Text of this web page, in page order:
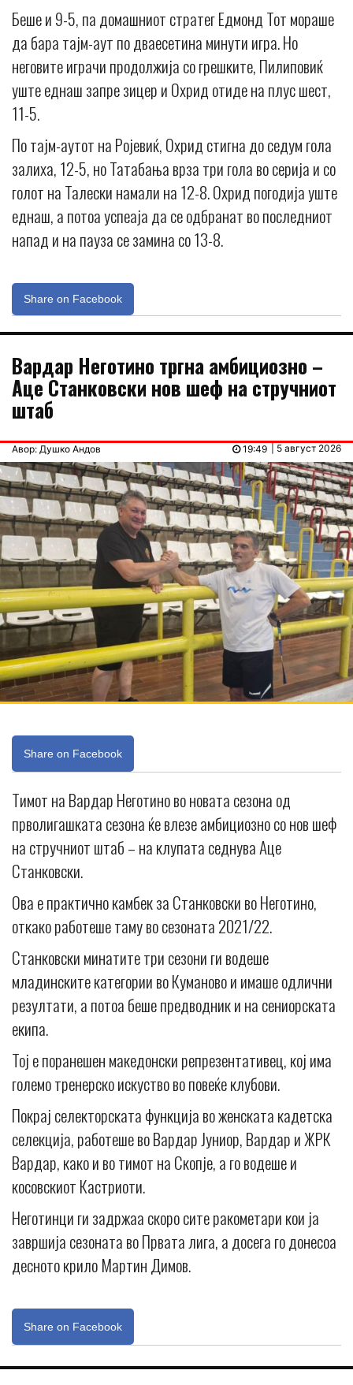
Беше и 9-5, па домашниот стратег Едмонд Тот мораше
да бара тајм-аут по дваесетина минути игра. Но
неговите играчи продолжија со грешките, Пилиповиќ
уште еднаш запре зицер и Охрид отиде на плус шест,
11-5.
По тајм-аутот на Ројевиќ, Охрид стигна до седум гола
залиха, 12-5, но Татабања врза три гола во серија и со
голот на Талески намали на 12-8. Охрид погодија уште
еднаш, а потоа успеаја да се одбранат во последниот
напад и на пауза се замина со 13-8.
Share on Facebook
Вардар Неготино тргна амбициозно –
Аце Станковски нов шеф на стручниот
штаб
Авор: Душко Андов | 5 август 2026
19:49
Share on Facebook
Тимот на Вардар Неготино во новата сезона од
прволигашката сезона ќе влезе амбициозно со нов шеф
на стручниот штаб – на клупата седнува Аце
Станковски.
Ова е практично камбек за Станковски во Неготино,
откако работеше таму во сезоната 2021/22.
Станковски минатите три сезони ги водеше
младинските категории во Куманово и имаше одлични
резултати, а потоа беше предводник и на сениорската
екипа.
Тој е поранешен македонски репрезентативец, кој има
големо тренерско искуство во повеќе клубови.
Покрај селекторската функција во женската кадетска
селекција, работеше во Вардар Јуниор, Вардар и ЖРК
Вардар, како и во тимот на Скопје, а го водеше и
косовскиот Кастриоти.
Неготинци ги задржаа скоро сите ракометари кои ја
завршија сезоната во Првата лига, а досега го донесоа
десното крило Мартин Димов.
Share on Facebook